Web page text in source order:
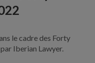
le cadre des Forty
Iberian Lawyer.